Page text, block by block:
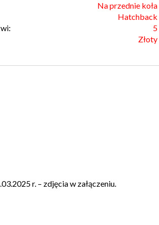
Na przednie koła
Hatchback
5
Złoty
r. – zdjęcia w załączeniu.